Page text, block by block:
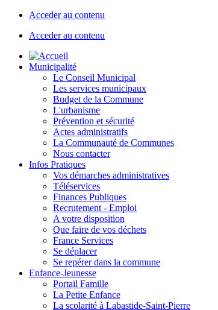
Acceder au contenu
Acceder au contenu
Municipalité
Le Conseil Municipal
Les services municipaux
Budget de la Commune
L'urbanisme
Prévention et sécurité
Actes administratifs
La Communauté de Communes
Nous contacter
Infos Pratiques
Vos démarches administratives
Téléservices
Finances Publiques
Recrutement - Emploi
A votre disposition
Que faire de vos déchets
France Services
Se déplacer
Se repérer dans la commune
Enfance-Jeunesse
Portail Famille
La Petite Enfance
La scolarité à Labastide-Saint-Pierre